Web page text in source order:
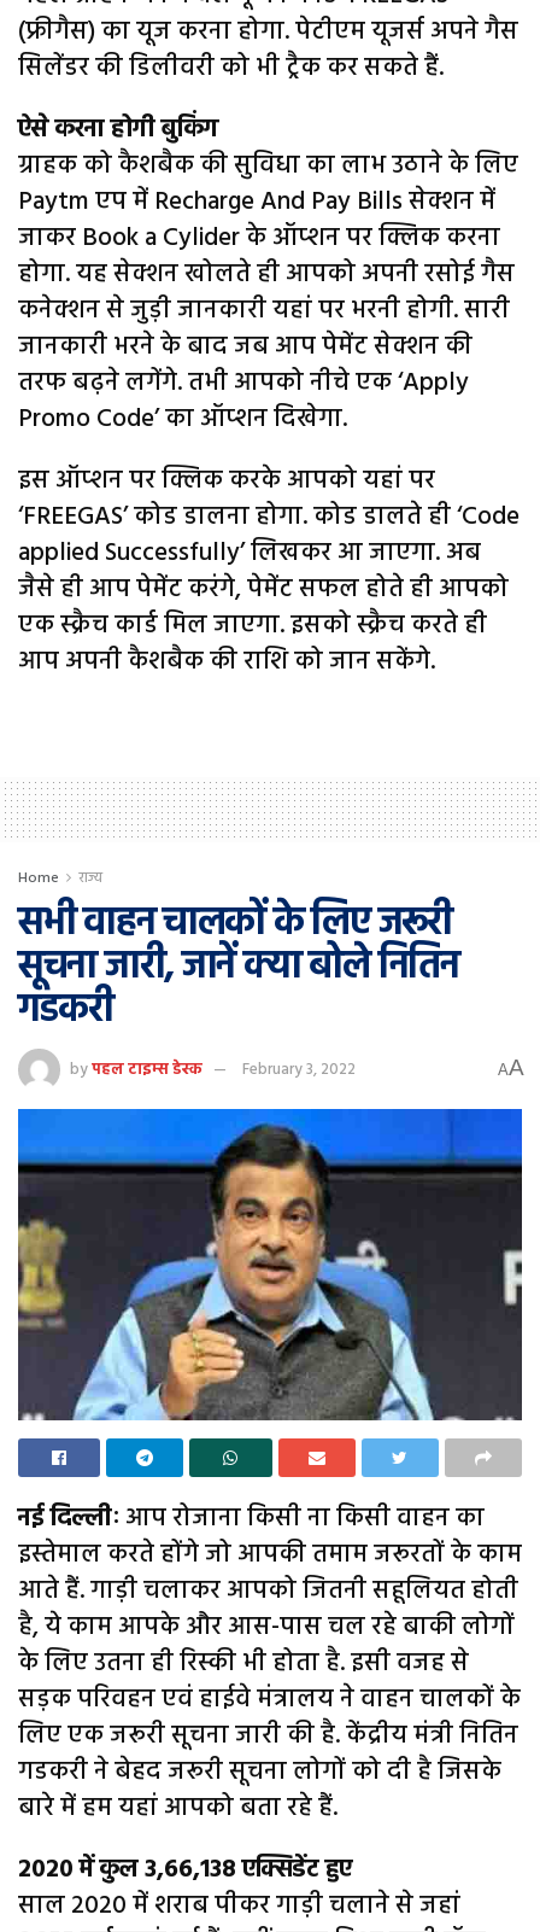
(फ्रीगैस) का यूज करना होगा. पेटीएम यूजर्स अपने गैस
सिलेंडर की डिलीवरी को भी ट्रैक कर सकते हैं.
ऐसे करना होगी बुकिंग
ग्राहक को कैशबैक की सुविधा का लाभ उठाने के लिए
Paytm एप में Recharge And Pay Bills सेक्शन में
जाकर Book a Cylider के ऑप्शन पर क्लिक करना
होगा. यह सेक्शन खोलते ही आपको अपनी रसोई गैस
कनेक्शन से जुड़ी जानकारी यहां पर भरनी होगी. सारी
जानकारी भरने के बाद जब आप पेमेंट सेक्शन की
तरफ बढ़ने लगेंगे. तभी आपको नीचे एक ‘Apply
Promo Code’ का ऑप्शन दिखेगा.
इस ऑप्शन पर क्लिक करके आपको यहां पर
‘FREEGAS’ कोड डालना होगा. कोड डालते ही ‘Code
applied Successfully’ लिखकर आ जाएगा. अब
जैसे ही आप पेमेंट करंगे, पेमेंट सफल होते ही आपको
एक स्क्रैच कार्ड मिल जाएगा. इसको स्क्रैच करते ही
आप अपनी कैशबैक की राशि को जान सकेंगे.
Home राज्य
सभी वाहन चालकों के लिए जरूरी
सूचना जारी, जानें क्या बोले नितिन
गडकरी
byपहल टाइम्स डेस्क February 3, 2022 AA
नई दिल्लीः आप रोजाना किसी ना किसी वाहन का
इस्तेमाल करते होंगे जो आपकी तमाम जरूरतों के काम
आते हैं. गाड़ी चलाकर आपको जितनी सहूलियत होती
है, ये काम आपके और आस-पास चल रहे बाकी लोगों
के लिए उतना ही रिस्की भी होता है. इसी वजह से
सड़क परिवहन एवं हाईवे मंत्रालय ने वाहन चालकों के
लिए एक जरूरी सूचना जारी की है. केंद्रीय मंत्री नितिन
गडकरी ने बेहद जरूरी सूचना लोगों को दी है जिसके
बारे में हम यहां आपको बता रहे हैं.
2020 में कुल 3,66,138 एक्सिडेंट हुए
साल 2020 में शराब पीकर गाड़ी चलाने से जहां